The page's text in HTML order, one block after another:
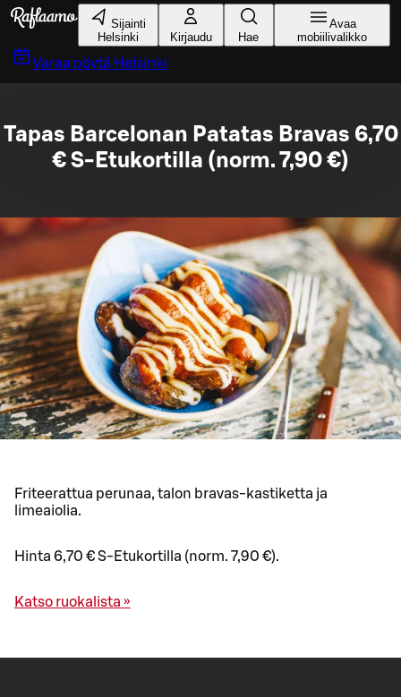
Siirry pääsisältöön
Sijainti
Helsinki
Kirjaudu Hae
Avaa
mobiilivalikko
Varaa pöytä Helsinki
Tapas Barcelonan Patatas Bravas 6,70
€ S-Etukortilla (norm. 7,90 €)
Friteerattua perunaa, talon bravas-kastiketta ja
limeaiolia.
Hinta 6,70 € S-Etukortilla (norm. 7,90 €).
Katso ruokalista »